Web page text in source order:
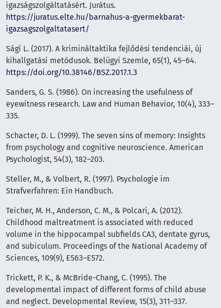
igazságszolgáltatásért. Jurátus.
https://juratus.elte.hu/barnahus-a-gyermekbarat-
igazsagszolgaltatasert/
Sági L. (2017). A krimináltaktika fejlődési tendenciái, új
kihallgatási metódusok. Belügyi Szemle, 65(1), 45–64.
https://doi.org/10.38146/BSZ.2017.1.3
Sanders, G. S. (1986). On increasing the usefulness of
eyewitness research. Law and Human Behavior, 10(4), 333–
335.
Schacter, D. L. (1999). The seven sins of memory: Insights
from psychology and cognitive neuroscience. American
Psychologist, 54(3), 182–203.
Steller, M., & Volbert, R. (1997). Psychologie im
Strafverfahren: Ein Handbuch.
Teicher, M. H., Anderson, C. M., & Polcari, A. (2012).
Childhood maltreatment is associated with reduced
volume in the hippocampal subfields CA3, dentate gyrus,
and subiculum. Proceedings of the National Academy of
Sciences, 109(9), E563–E572.
Trickett, P. K., & McBride-Chang, C. (1995). The
developmental impact of different forms of child abuse
and neglect. Developmental Review, 15(3), 311–337.